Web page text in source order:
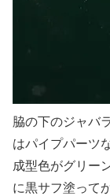
脇の下のジャバ
はパイプパーツ
成型色がグリー
に黒サフ塗って